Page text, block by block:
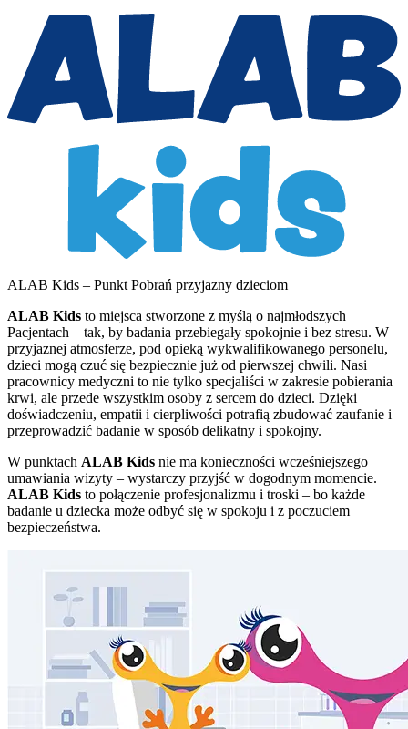
ALAB Kids – Punkt Pobrań przyjazny dzieciom
ALAB Kids to miejsca stworzone z myślą o najmłodszych
Pacjentach – tak, by badania przebiegały spokojnie i bez stresu. W
przyjaznej atmosferze, pod opieką wykwalifikowanego personelu,
dzieci mogą czuć się bezpiecznie już od pierwszej chwili. Nasi
pracownicy medyczni to nie tylko specjaliści w zakresie pobierania
krwi, ale przede wszystkim osoby z sercem do dzieci. Dzięki
doświadczeniu, empatii i cierpliwości potrafią zbudować zaufanie i
przeprowadzić badanie w sposób delikatny i spokojny.
W punktach ALAB Kids nie ma konieczności wcześniejszego
umawiania wizyty – wystarczy przyjść w dogodnym momencie.
ALAB Kids to połączenie profesjonalizmu i troski – bo każde
badanie u dziecka może odbyć się w spokoju i z poczuciem
bezpieczeństwa.